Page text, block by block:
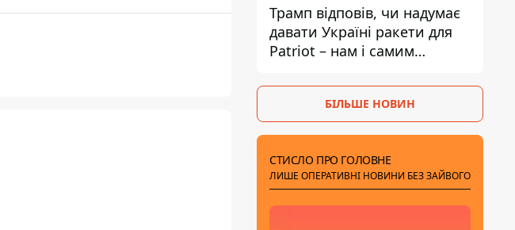
Трамп відповів, чи надумає
давати Україні ракети для
Patriot – нам і самим
БІЛЬШЕ НОВИН
СТИСЛО ПРО ГОЛОВНЕ
ЛИШЕ ОПЕРАТИВНІ НОВИНИ БЕЗ ЗАЙВОГО